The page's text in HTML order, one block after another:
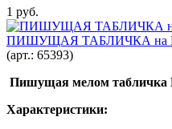
1 руб.
ПИШУЩАЯ ТАБЛИЧКА на
(арт.: 65393)
Пишущая мелом табличка
Характеристики: